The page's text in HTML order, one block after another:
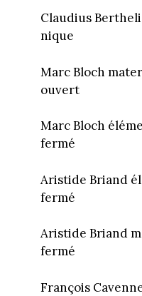
Claudius
nique
Marc Bloch
ouvert
Marc Bloch
fermé
Aristide Briand
fermé
Aristide Briand
fermé
François